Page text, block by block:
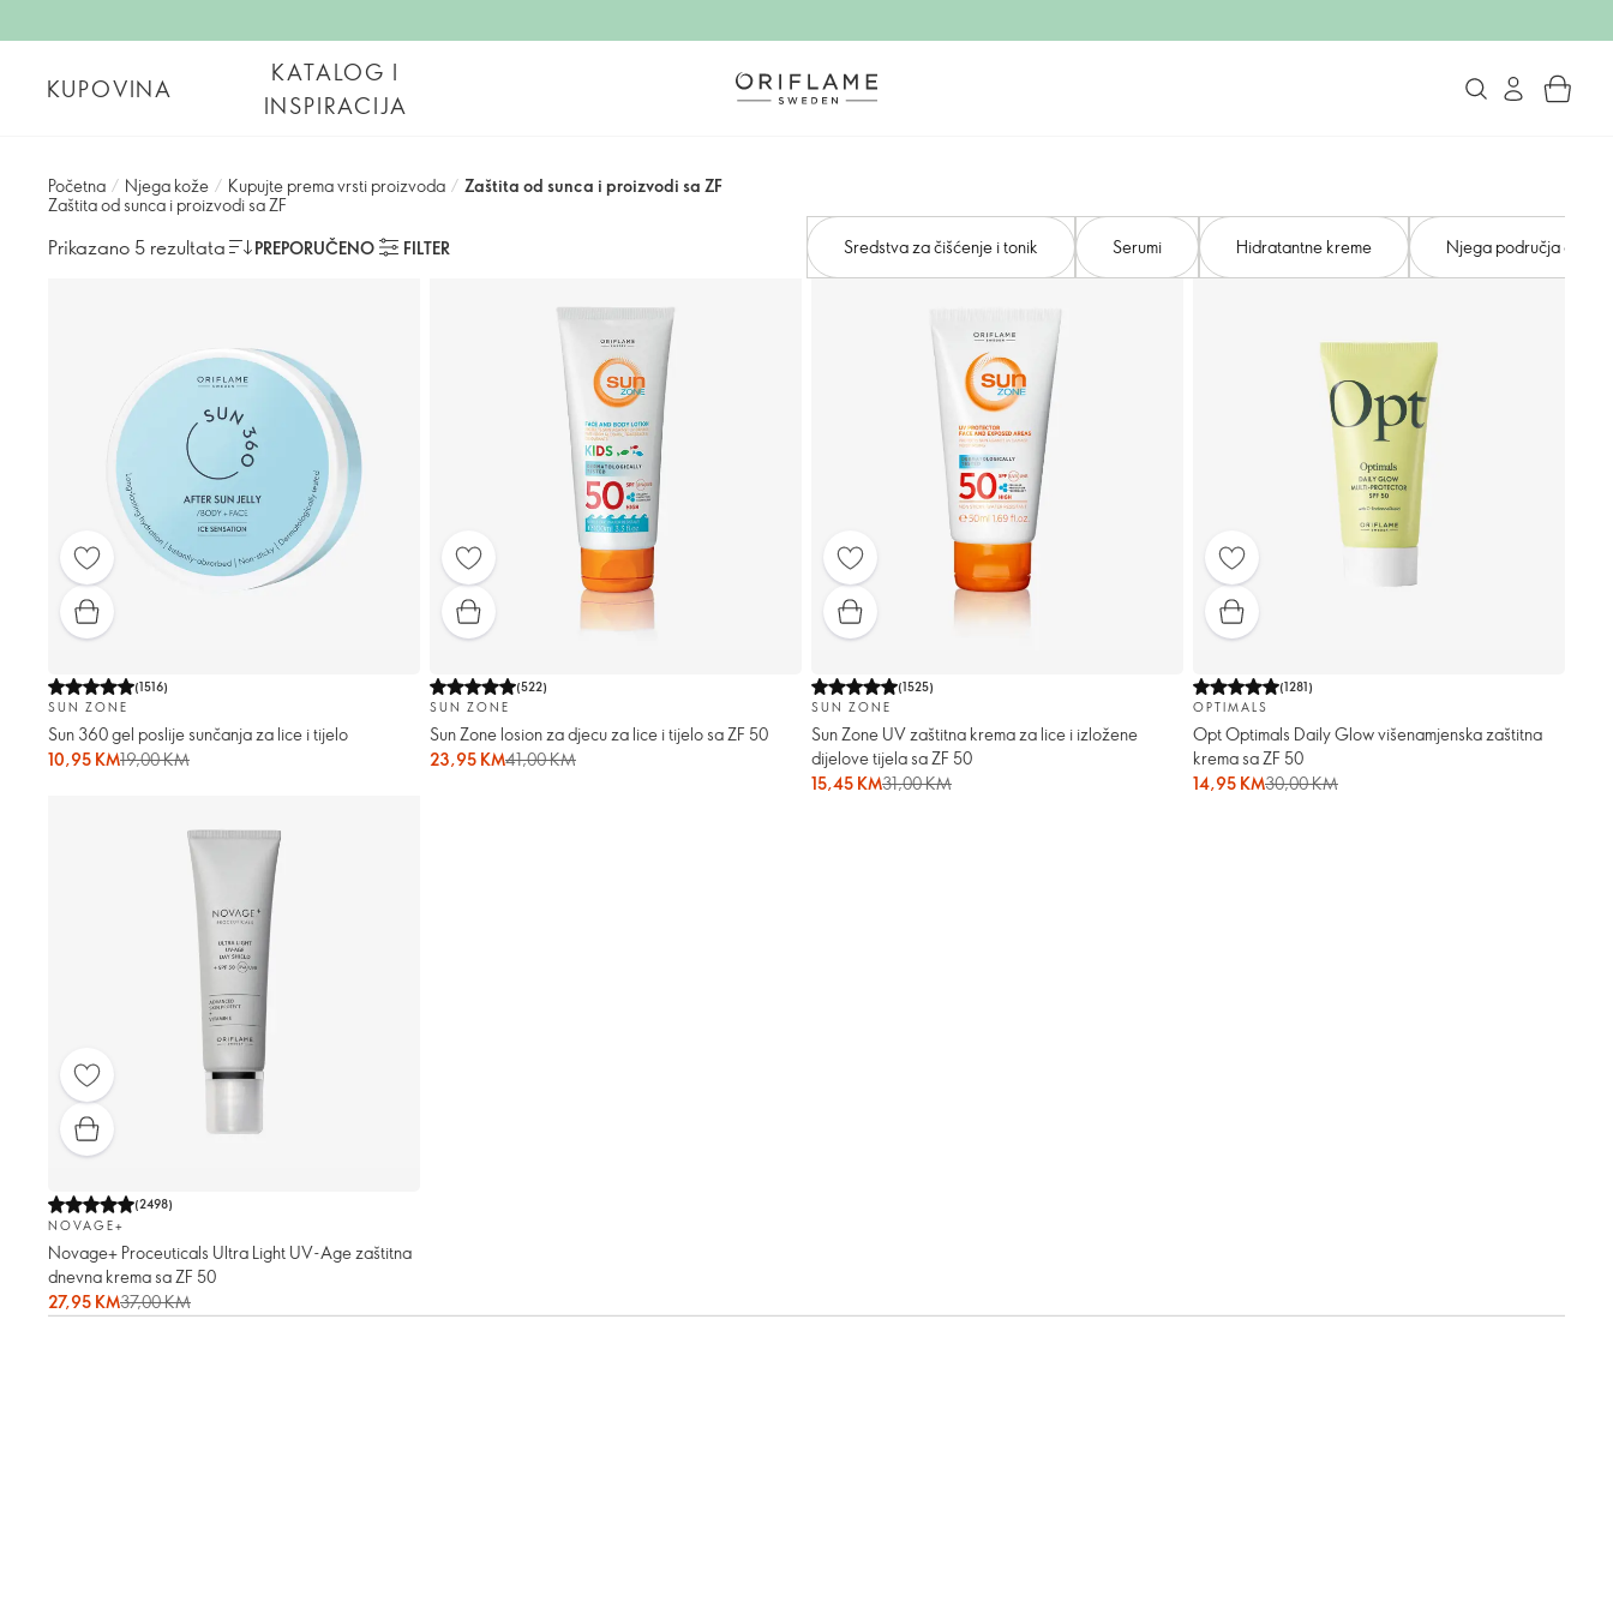
KUPOVINA
KATALOG I
INSPIRACIJA
Početna / Njega kože / Kupujte prema vrsti proizvoda / Zaštita od sunca i proizvodi sa ZF
Zaštita od sunca i proizvodi sa ZF
Prikazano 5 rezultata PREPORUČENO FILTER Sredstva za čišćenje i tonik Serumi Hidratantne kreme Njega područja oko
(1516)
SUN ZONE
Sun 360 gel poslije sunčanja za lice i tijelo
10,95 KM19,00 KM
(522)
SUN ZONE
Sun Zone losion za djecu za lice i tijelo sa ZF 50
23,95 KM41,00 KM
(1525)
SUN ZONE
Sun Zone UV zaštitna krema za lice i izložene
dijelove tijela sa ZF 50
15,45 KM31,00 KM
(1281)
OPTIMALS
Opt Optimals Daily Glow višenamjenska zaštitna
krema sa ZF 50
14,95 KM30,00 KM
(2498)
NOVAGE+
Novage+ Proceuticals Ultra Light UV-Age zaštitna
dnevna krema sa ZF 50
27,95 KM37,00 KM